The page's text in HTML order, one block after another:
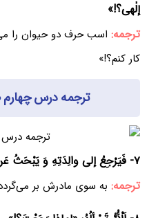
إلٰهی؟!»
ترجمه: اسب حرف دو حیوان را
کار کنم؟!»
ترجمه درس چهارم صفحه
۷- فَیَرْجِعُ إلی والِدَتِهِ وَ یَبْحَثُ عَنِ الْحَلِّ.
ترجمه: به سوی مادرش بر